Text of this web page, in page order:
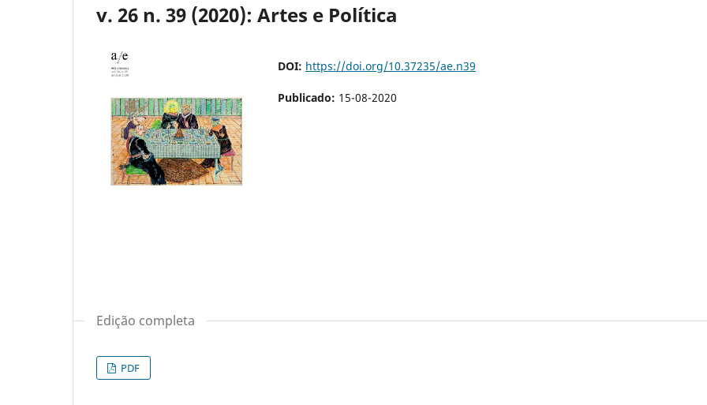
v. 26 n. 39 (2020): Artes e Política
DOI: https://doi.org/10.37235/ae.n39
Publicado: 15-08-2020
Edição completa
PDF